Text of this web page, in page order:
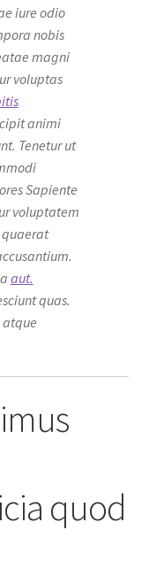
iure odio
nobis
magni
voluptas
animi
Tenetur ut
Sapiente
voluptatem
aut.
quas.
atque
quod